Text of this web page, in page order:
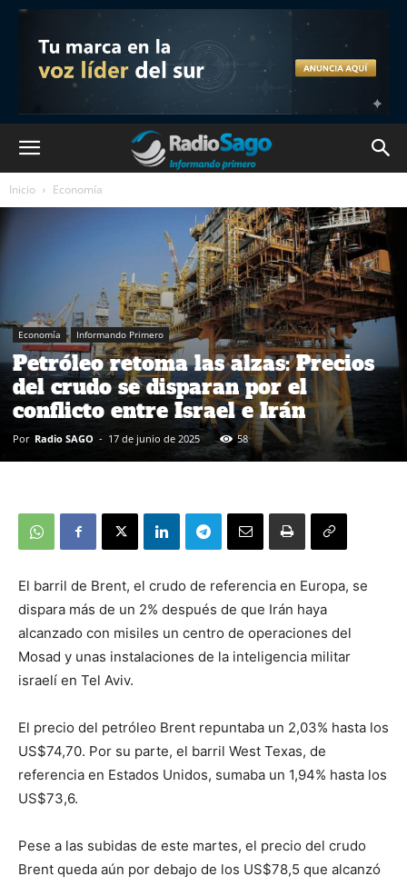
Inicio Economía
Economía Informando Primero
Petróleo retoma las alzas: Precios
del crudo se disparan por el
conflicto entre Israel e Irán
Por Radio SAGO - 17 de junio de 2025 58
El barril de Brent, el crudo de referencia en Europa, se
dispara más de un 2% después de que Irán haya
alcanzado con misiles un centro de operaciones del
Mosad y unas instalaciones de la inteligencia militar
israelí en Tel Aviv.
El precio del petróleo Brent repuntaba un 2,03% hasta los
US$74,70. Por su parte, el barril West Texas, de
referencia en Estados Unidos, sumaba un 1,94% hasta los
US$73,6.
Pese a las subidas de este martes, el precio del crudo
Brent queda aún por debajo de los US$78,5 que alcanzó